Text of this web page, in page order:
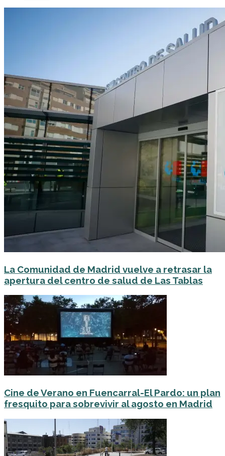
La Comunidad de Madrid vuelve a retrasar la
apertura del centro de salud de Las Tablas
Cine de Verano en Fuencarral-El Pardo: un plan
fresquito para sobrevivir al agosto en Madrid